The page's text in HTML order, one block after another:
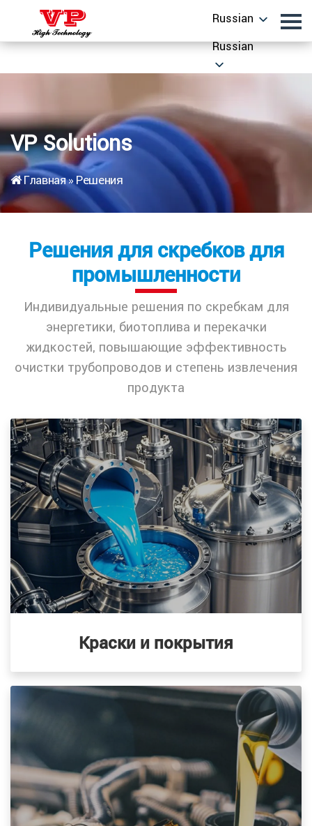
Russian
Russian
VP Solutions
Главная» Решения
Решения для скребков для
промышленности
Индивидуальные решения по скребкам для
энергетики, биотоплива и перекачки
жидкостей, повышающие эффективность
очистки трубопроводов и степень извлечения
продукта
Краски и покрытия